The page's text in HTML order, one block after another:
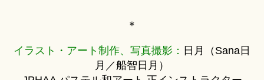
＊
イラスト・アート制作、写真撮影： 日月（Sana日
月／船智日月）